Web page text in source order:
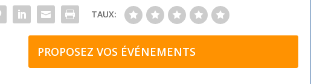
TAUX:
PROPOSEZ VOS ÉVÉNEMENTS